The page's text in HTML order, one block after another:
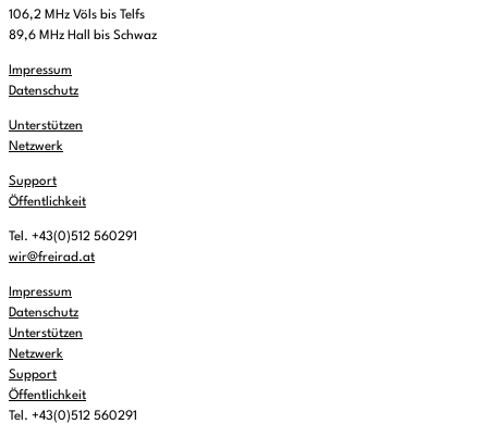
106,2 MHz Völs bis Telfs
89,6 MHz Hall bis Schwaz
Impressum
Datenschutz
Unterstützen
Netzwerk
Support
Öffentlichkeit
Tel. +43(0)512 560291
wir@freirad.at
Impressum
Datenschutz
Unterstützen
Netzwerk
Support
Öffentlichkeit
Tel. +43(0)512 560291